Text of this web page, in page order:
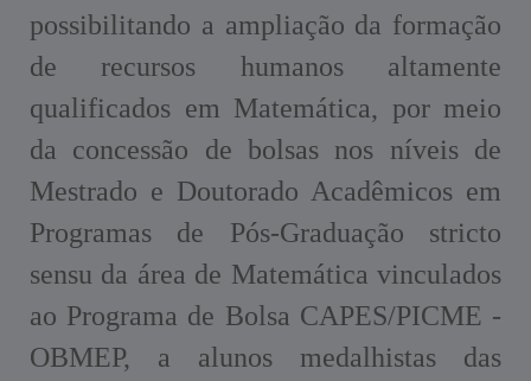
possibilitando a ampliação da formação
de recursos humanos altamente
qualificados em Matemática, por meio
da concessão de bolsas nos níveis de
Mestrado e Doutorado Acadêmicos em
Programas de Pós-Graduação stricto
sensu da área de Matemática vinculados
ao Programa de Bolsa CAPES/PICME -
OBMEP, a alunos medalhistas das